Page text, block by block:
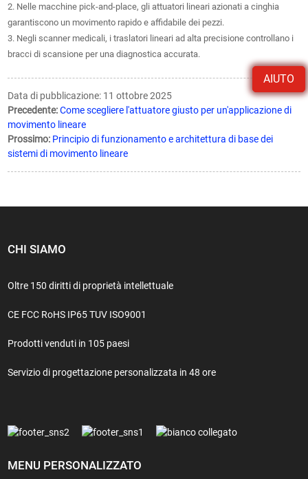
AIUTO
2. Nelle macchine pick-and-place, gli attuatori lineari azionati a cinghia
garantiscono un movimento rapido e affidabile dei pezzi.
3. Negli scanner medicali, i traslatori lineari ad alta precisione controllano i
bracci di scansione per una diagnostica accurata.
Data di pubblicazione: 11 ottobre 2025
Precedente: Come scegliere l'attuatore giusto per un'applicazione di
movimento lineare
Prossimo: Principio di funzionamento e architettura di base dei
sistemi di movimento lineare
CHI SIAMO
Oltre 150 diritti di proprietà intellettuale
CE FCC RoHS IP65 TUV ISO9001
Prodotti venduti in 105 paesi
Servizio di progettazione personalizzata in 48 ore
MENU PERSONALIZZATO